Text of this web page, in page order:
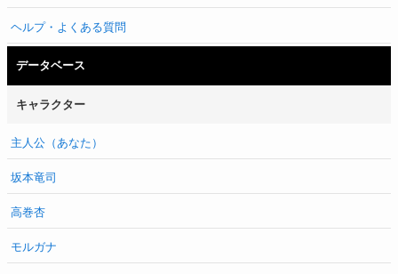
ヘルプ・よくある質問
データベース
キャラクター
主人公（あなた）
坂本竜司
高巻杏
モルガナ